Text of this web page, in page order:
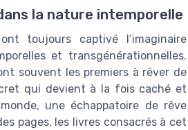
la nature intemporelle
toujours captivé l’imaginaire
et transgénérationnelles.
souvent les premiers à rêver de
qui devient à la fois caché et
une échappatoire de rêve
pages, les livres consacrés à cet